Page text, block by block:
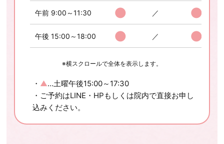
午前 9:00～11:30 ● ／ ●
午後 15:00～18:00 ● ／ ●
※横スクロールで全体を表示します。
・ ▲…土曜午後15:00～17:30
・ご予約はLINE・HPもしくは院内で直接お申し
込みください。